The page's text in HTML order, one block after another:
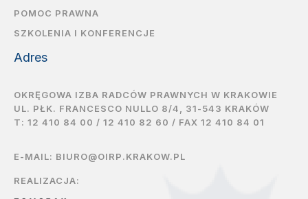
POMOC PRAWNA
SZKOLENIA I KONFERENCJE
Adres
OKRĘGOWA IZBA RADCÓW PRAWNYCH W KRAKOWIE
UL. PŁK. FRANCESCO NULLO 8/4, 31-543 KRAKÓW
T: 12 410 84 00 / 12 410 82 60 / FAX 12 410 84 01
E-MAIL: BIURO@OIRP.KRAKOW.PL
REALIZACJA: